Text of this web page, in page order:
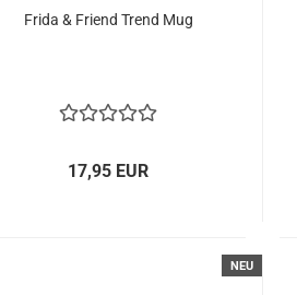
Frida & Friend Trend Mug
17,95 EUR
NEU